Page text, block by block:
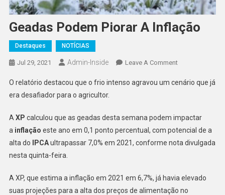
Geadas Podem Piorar A Inflação
Destaques NOTÍCIAS
Jul 29, 2021 Admin-Inside Leave A CommentOn
Podem
Inflação
O relatório destacou que o frio intenso agravou um cenário que já
era desafiador para o agricultor.
A XP calculou que as geadas desta semana podem impactar
a inflação este ano em 0,1 ponto percentual, com potencial de a
alta do
IPCAultrapassar 7,0% em 2021, conforme nota divulgada
nesta quinta-feira.
A XP, que estima a inflação em 2021 em 6,7%, já havia elevado
suas projeções para a alta dos preços de alimentação no